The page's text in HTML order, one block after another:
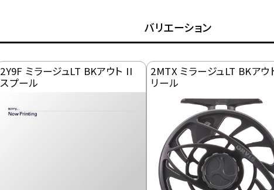
バリエーション
2Y9F ミラージュLT BKアウト II
スプール
2MTX ミラージュLT BKアウ
リール